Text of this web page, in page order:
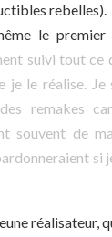
rebelles).
le
suivi tout ce
je le réalise. Je
remakes
souvent de
si
réalisateur,